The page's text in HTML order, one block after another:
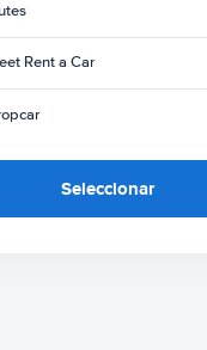
Rent a Car
Seleccionar